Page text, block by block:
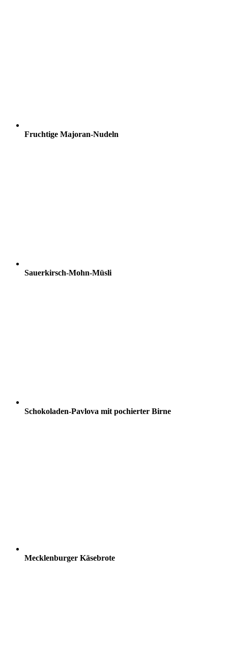
Fruchtige Majoran-Nudeln
Sauerkirsch-Mohn-Müsli
Schokoladen-Pavlova mit pochierter Birne
Mecklenburger Käsebrote